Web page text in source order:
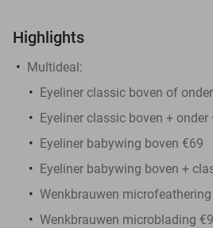
Highlights
Multideal:
Eyeliner classic boven of
Eyeliner classic boven + onder
Eyeliner babywing boven €69
Eyeliner babywing boven +
Wenkbrauwen
Wenkbrauwen microblading